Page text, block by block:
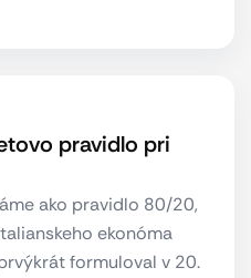
pravidlo pri
ako pravidlo 80/20,
ekonóma
formuloval v 20.